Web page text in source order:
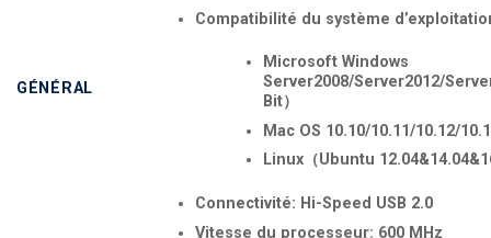
GÉNÉRAL
Compatibilité du système
Microsoft Windows
Server2008/Server2012/
Bit）
Mac OS 10.10/10.11/10.12/
Linux（Ubuntu
Connectivité: Hi-Speed USB 2.0
Vitesse du processeur: 600 MHz